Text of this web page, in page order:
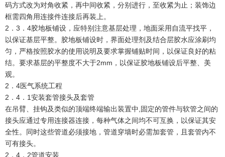
码方式改为对角收紧，再中间收紧，分别进行，至收紧为止；装饰边
框需四角用连接件连接后再装上。
2．3．4胶地板铺设，应特别注意基层处理，地面采用自流平找平，
以保证基层平整。胶地板铺设时，界面处理剂及结合层胶水应涂刷均
匀，严格按照胶水的使用说明及要求掌握铺贴时间，以保证良好的粘
结。要求基层的平整度不大于2mm，以保证胶地板铺设后平整、美
观。
2．4医气系统工程
2．4．1安装套管接头及套管
在吊臂、挂钩及类似的顶端终端输出装置中,固定的管件与软管之间的
接头应通过专用连接器连接，每种气体之间均不可互换，以保证其安
全性。同时这些管道必须接地，管道穿墙时必需加套管，且套管内不
可有接头。
2．4．2管道安装